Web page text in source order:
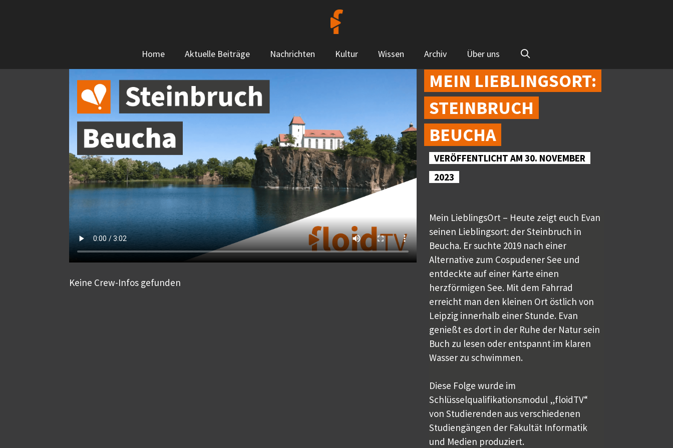
Home Aktuelle Beiträge Nachrichten Kultur Wissen Archiv Über uns
Keine Crew-Infos gefunden
MEIN LIEBLINGSORT:
STEINBRUCH
BEUCHA
VERÖFFENTLICHT AM 30. NOVEMBER
2023
Mein LieblingsOrt – Heute zeigt euch Evan
seinen Lieblingsort: der Steinbruch in
Beucha. Er suchte 2019 nach einer
Alternative zum Cospudener See und
entdeckte auf einer Karte einen
herzförmigen See. Mit dem Fahrrad
erreicht man den kleinen Ort östlich von
Leipzig innerhalb einer Stunde. Evan
genießt es dort in der Ruhe der Natur sein
Buch zu lesen oder entspannt im klaren
Wasser zu schwimmen.
Diese Folge wurde im
Schlüsselqualifikationsmodul „floidTV“
von Studierenden aus verschiedenen
Studiengängen der Fakultät Informatik
und Medien produziert.